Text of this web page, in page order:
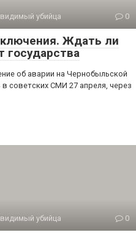
убийца 0
Ждать ли
государства
об аварии на Чернобыльской
советских СМИ 27 апреля, через
убийца 0